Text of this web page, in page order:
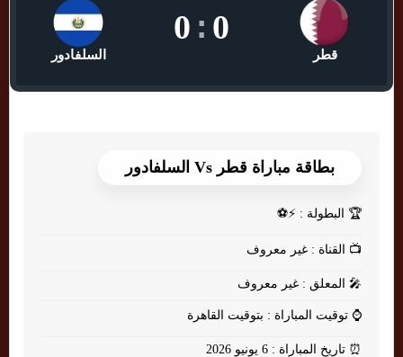
قطر
0
:
0
السلفادور
بطاقة مباراة قطر Vs السلفادور
🏆 البطولة : ⚡⚽
📺 القناة : غير معروف
🎤 المعلق : غير معروف
⌚ توقيت المباراة : بتوقيت القاهرة
⏰ تاريخ المباراة : 6 يونيو 2026